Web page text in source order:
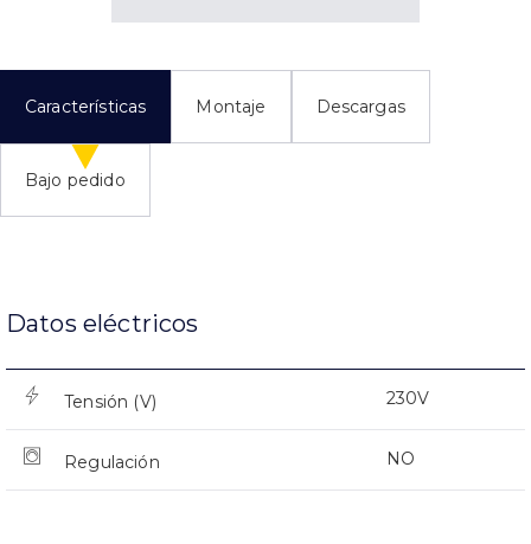
Características Montaje Descargas
Bajo pedido
Datos eléctricos
Tensión (V) 230V
Regulación NO